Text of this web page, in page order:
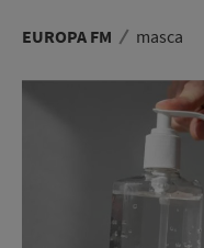
EUROPA FM masca
RADIO
CONCURSURI
ASCULTĂ